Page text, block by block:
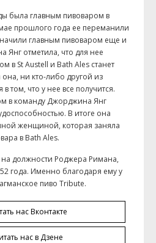
была главным пивоваром в
прошлого года ее переманили
главным пивоваром еще и
Янг отметила, что для нее
в St Austell и Bath Ales станет
ни кто-либо другой из
том, что у нее все получится.
в команду Джорджина Янг
В итоге она
женщиной, которая заняла
в Bath Ales.
должности Роджера Римана,
года. Именно благодаря ему у
пиво Tribute.
нас Вконтакте
нас в Дзене